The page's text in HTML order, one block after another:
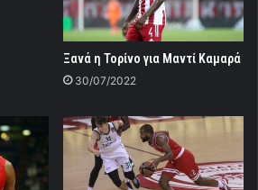
Ξανά η Τορίνο για Μαντί Καμαρά
30/07/2022